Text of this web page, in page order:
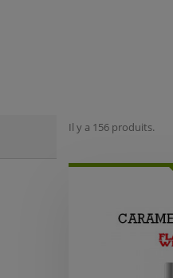
Il y a 156 produits.